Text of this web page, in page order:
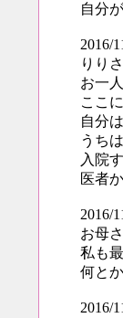
自分
2016/
りり
お一
ここ
自分
うち
入院
医者
2016/
お母
私も
何と
2016/